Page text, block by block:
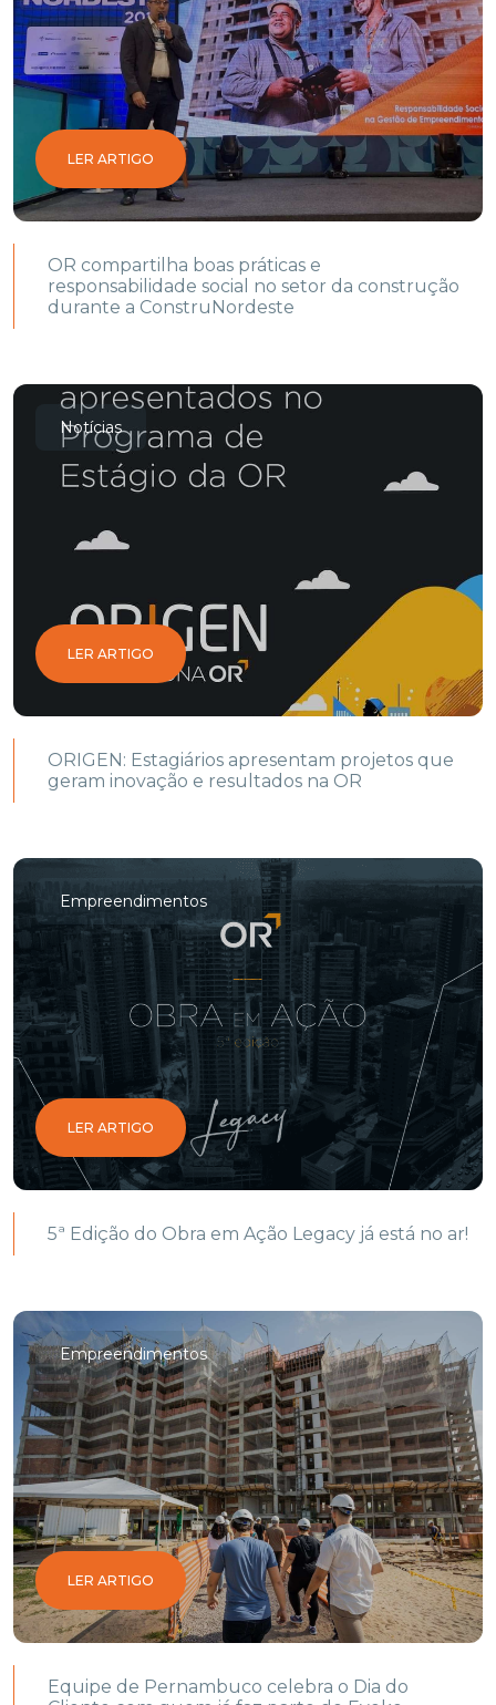
LER ARTIGO
OR compartilha boas práticas e
responsabilidade social no setor da construção
durante a ConstruNordeste
Notícias
LER ARTIGO
ORIGEN: Estagiários apresentam projetos que
geram inovação e resultados na OR
Empreendimentos
LER ARTIGO
5ª Edição do Obra em Ação Legacy já está no ar!
Empreendimentos
LER ARTIGO
Equipe de Pernambuco celebra o Dia do